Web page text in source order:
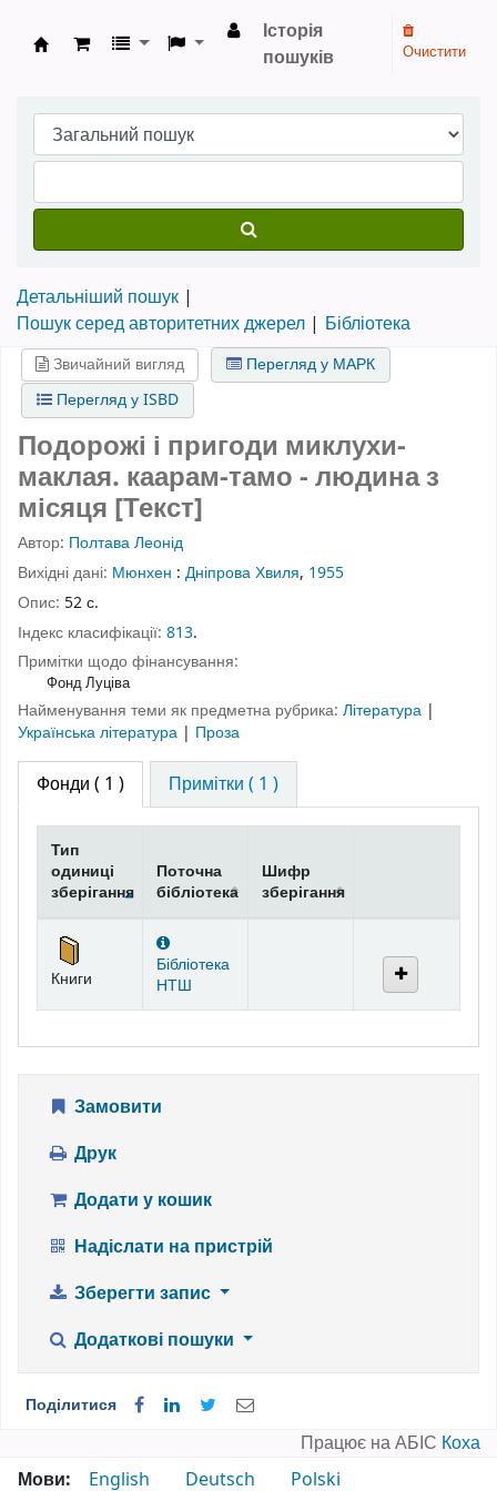
Бібліотека НТШ › Електронний каталог
Історія
пошуків
Очистити
Детальніший пошук
Пошук серед авторитетних джерел
Бібліотека
Звичайний вигляд
Перегляд у МАРК
Перегляд у ISBD
Подорожі і пригоди миклухи-
маклая. каарам-тамо - людина з
місяця [Текст]
Автор: Полтава Леонід
Вихідні дані: Мюнхен : Дніпрова Хвиля, 1955
Опис: 52 с.
Індекс класифікації: 813.
Примітки щодо фінансування:
Фонд Луціва
Найменування теми як предметна рубрика: Література |
Українська література | Проза
Фонди ( 1 ) Примітки ( 1 )
Фонди
Тип
одиниці
зберігання
Поточна
бібліотека
Шифр
зберігання
Книги
Бібліотека
НТШ
Замовити
Друк
Додати у кошик
Надіслати на пристрій
Зберегти запис
Додаткові пошуки
Поділитися
Працює на АБІС Коха
Мови:
English Deutsch Polski